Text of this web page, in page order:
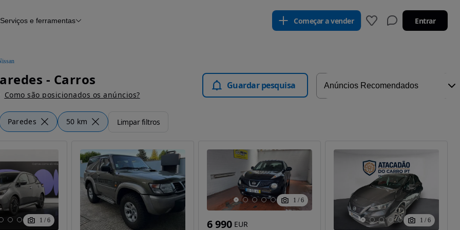
Serviços e ferramentas Começar a vender Entrar
- Carros
Como são posicionados os anúncios?
Guardar pesquisa
Paredes 50 km Limpar filtros
1 / 6
1 / 6
6 990 EUR 1 / 6